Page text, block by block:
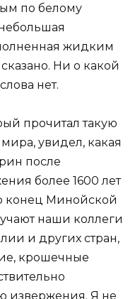
по белому
жидким
Ни о какой
нет.
прочитал такую
увидел, какая
после
более 1600 лет
конец Минойской
наши коллеги
и других стран,
крошечные
извержения. Я не